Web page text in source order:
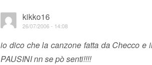
kikko16
26/07/2006 - 14:08
io dico che la canzone fatta da Checco
PAUSINI nn se pò senti!!!!